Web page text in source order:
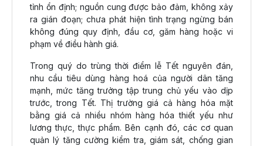
tỉnh ổn định; nguồn cung được bảo đảm, không xảy
ra gián đoạn; chưa phát hiện tình trạng ngừng bán
không đúng quy định, đầu cơ, găm hàng hoặc vi
phạm về điều hành giá.
Trong quý do trùng thời điểm lễ Tết nguyên đán,
nhu cầu tiêu dùng hàng hoá của người dân tăng
mạnh, mức tăng trưởng tập trung chủ yếu vào dịp
trước, trong Tết. Thị trường giá cả hàng hóa mặt
bằng giá cả nhiều nhóm hàng hóa thiết yếu như
lương thực, thực phẩm. Bên cạnh đó, các cơ quan
quản lý tăng cường kiểm tra, giám sát, chống gian